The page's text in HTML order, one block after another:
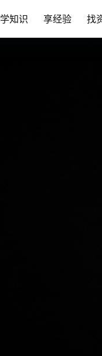
学知识 享经验 找